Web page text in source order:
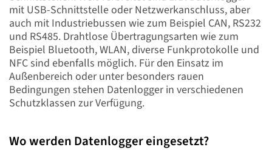
mit USB-Schnittstelle oder Netzwerkanschluss, aber
auch mit Industriebussen wie zum Beispiel CAN, RS232
und RS485. Drahtlose Übertragungsarten wie zum
Beispiel Bluetooth, WLAN, diverse Funkprotokolle und
NFC sind ebenfalls möglich. Für den Einsatz im
Außenbereich oder unter besonders rauen
Bedingungen stehen Datenlogger in verschiedenen
Schutzklassen zur Verfügung.
Wo werden Datenlogger eingesetzt?